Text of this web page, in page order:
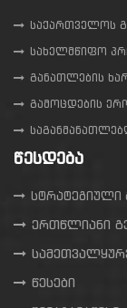
საქართველოს
სახელმწიფო
განათლების
გამოცდების
ᲬᲔᲡᲓᲔᲑᲐ
სტრატეგიული
ერთწლიანი
წესები